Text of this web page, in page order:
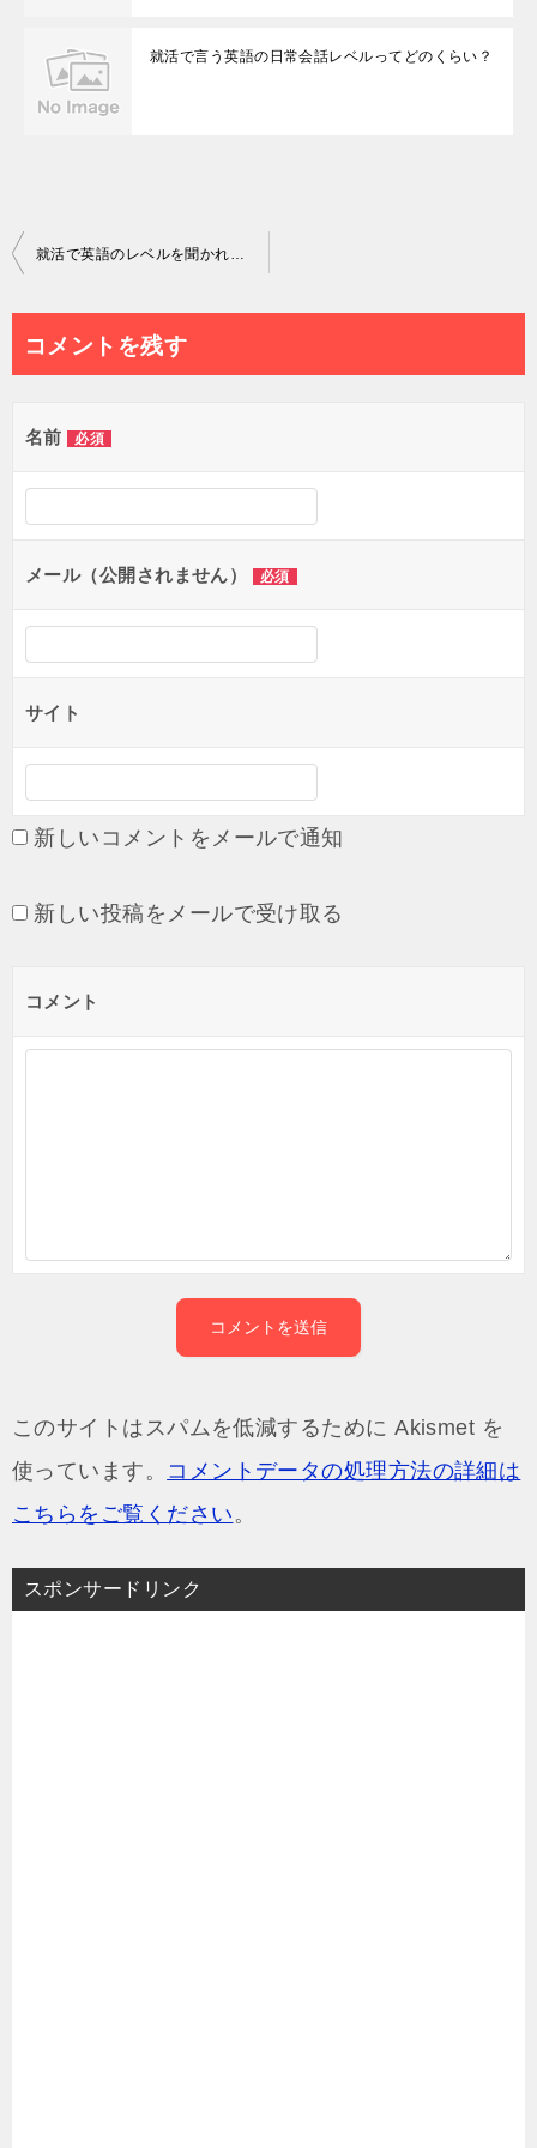
就活で言う英語の日常会話レベルってどのくらい？
投
ナ
ビ
ゲ
就活で英語のレベルを聞かれた時の回答について私はこう思う。
コメントを残す
名前 必須
メール（公開されません） 必須
サイト
新しいコメントをメールで通知
新しい投稿をメールで受け取る
コメント
このサイトはスパムを低減するために Akismet を
使っています。 コメントデータの処理方法の詳細は
こちらをご覧ください 。
スポンサードリンク